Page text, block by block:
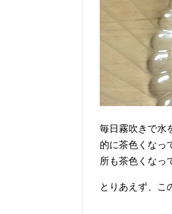
毎日霧吹きで水
的に茶色くなっ
所も茶色くなっ
とりあえず、こ